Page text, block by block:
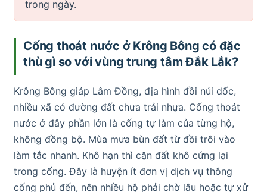
trong ngày.
Cống thoát nước ở Krông Bông có đặc
thù gì so với vùng trung tâm Đắk Lắk?
Krông Bông giáp Lâm Đồng, địa hình đồi núi dốc,
nhiều xã có đường đất chưa trải nhựa. Cống thoát
nước ở đây phần lớn là cống tự làm của từng hộ,
không đồng bộ. Mùa mưa bùn đất từ đồi trôi vào
làm tắc nhanh. Khô hạn thì cặn đất khô cứng lại
trong cống. Đây là huyện ít đơn vị dịch vụ thông
cống phủ đến, nên nhiều hộ phải chờ lâu hoặc tự xử